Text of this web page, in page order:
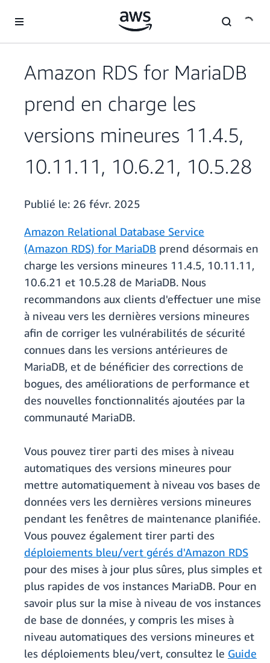
Amazon RDS for MariaDB
prend en charge les
versions mineures 11.4.5,
10.11.11, 10.6.21, 10.5.28
Publié le: 26 févr. 2025
Amazon Relational Database Service
(Amazon RDS) for MariaDB prend désormais en
charge les versions mineures 11.4.5, 10.11.11,
10.6.21 et 10.5.28 de MariaDB. Nous
recommandons aux clients d'effectuer une mise
à niveau vers les dernières versions mineures
afin de corriger les vulnérabilités de sécurité
connues dans les versions antérieures de
MariaDB, et de bénéficier des corrections de
bogues, des améliorations de performance et
des nouvelles fonctionnalités ajoutées par la
communauté MariaDB.
Vous pouvez tirer parti des mises à niveau
automatiques des versions mineures pour
mettre automatiquement à niveau vos bases de
données vers les dernières versions mineures
pendant les fenêtres de maintenance planifiée.
Vous pouvez également tirer parti des
déploiements bleu/vert gérés d'Amazon RDS
pour des mises à jour plus sûres, plus simples et
plus rapides de vos instances MariaDB. Pour en
savoir plus sur la mise à niveau de vos instances
de base de données, y compris les mises à
niveau automatiques des versions mineures et
les déploiements bleu/vert, consultez le Guide